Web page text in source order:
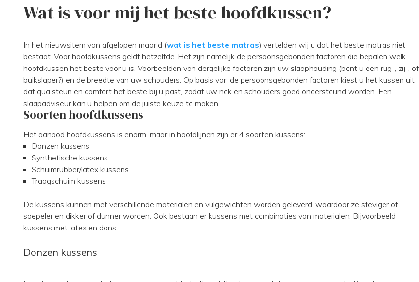
Wat is voor mij het beste hoofdkussen?
In het nieuwsitem van afgelopen maand (wat is het beste matras) vertelden wij u dat het beste matras niet
bestaat. Voor hoofdkussens geldt hetzelfde. Het zijn namelijk de persoonsgebonden factoren die bepalen welk
hoofdkussen het beste voor u is. Voorbeelden van dergelijke factoren zijn uw slaaphouding (bent u een rug-, zij-, of
buikslaper?) en de breedte van uw schouders. Op basis van de persoonsgebonden factoren kiest u het kussen uit
dat qua steun en comfort het beste bij u past, zodat uw nek en schouders goed ondersteund worden. Een
slaapadviseur kan u helpen om de juiste keuze te maken.
Soorten hoofdkussens
Het aanbod hoofdkussens is enorm, maar in hoofdlijnen zijn er 4 soorten kussens:
Donzen kussens
Synthetische kussens
Schuimrubber/latex kussens
Traagschuim kussens
De kussens kunnen met verschillende materialen en vulgewichten worden geleverd, waardoor ze steviger of
soepeler en dikker of dunner worden. Ook bestaan er kussens met combinaties van materialen. Bijvoorbeeld
kussens met latex en dons.
Donzen kussens